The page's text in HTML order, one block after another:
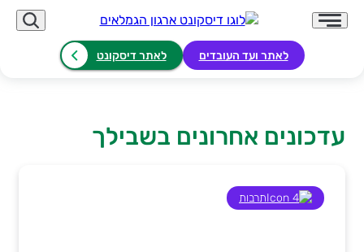
לאתר ועד העובדים לאתר דיסקונט
לוגו דיסקונט
עדכונים אחרונים בשבילך
תרבות